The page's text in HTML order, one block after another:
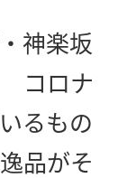
神楽坂
コロナ
るもの
品がそ